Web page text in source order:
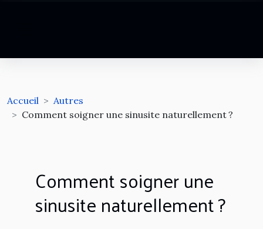
Accueil
Autres
Comment soigner une sinusite naturellement ?
Comment soigner une
sinusite naturellement ?